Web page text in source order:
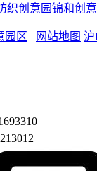
织创意园锦和创
园区 网站地图 沪